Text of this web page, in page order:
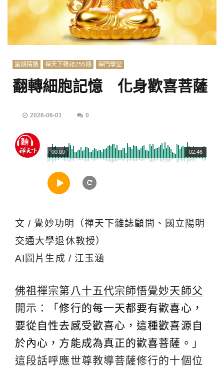
當期精選 禪天下雜誌255期 禪門學堂
翻轉細胞記憶 化身歡喜菩薩
2026-06-01 0
02:46
00:00
文 / 覺妙功明（禪天下雜誌顧問、國立陽明
交通大學退休教授）
AI圖片生成 / 江玉涵
佛祖禪宗第八十五代宗師悟覺妙天師父
開示：「修行的每一天都要有歡喜心，
要從自性去感受歡喜心，這種歡喜源自
於內心，方能成為真正的歡喜菩薩。 」
這段話呼應世尊教導菩薩修行的十個位